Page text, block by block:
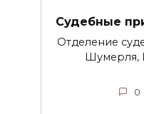
Судебные
Отделение
Шумерля,
0